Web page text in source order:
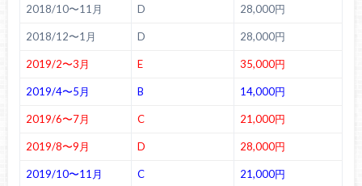
2018/10〜11月 D 28,000円
2018/12〜1月 D 28,000円
2019/2〜3月 E 35,000円
2019/4〜5月 B 14,000円
2019/6〜7月 C 21,000円
2019/8〜9月 D 28,000円
2019/10〜11月 C 21,000円